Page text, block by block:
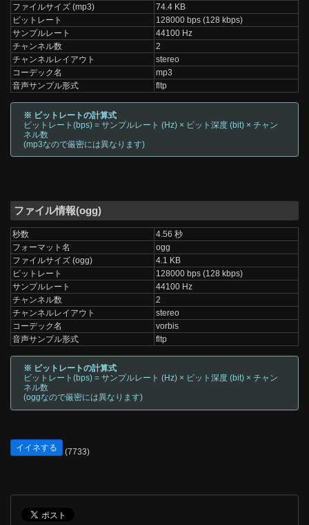
ファイルサイズ (mp3)
74.4 KB
ビットレート
128000 bps (128 kbps)
サンプルレート
44100 Hz
チャンネル数
2
チャンネルレイアウト
stereo
コーデック名
mp3
音声サンプル形式
fltp
※ ビットレートの計算式
ビットレート(bps) = サンプルレート (Hz) × ビット深度 (bit) × チャン
ネル数
(mp3なので厳密には異なります)
ファイル情報(ogg)
秒数
4.56 秒
フォーマット名
ogg
ファイルサイズ (ogg)
4.1 KB
ビットレート
128000 bps (128 kbps)
サンプルレート
44100 Hz
チャンネル数
2
チャンネルレイアウト
stereo
コーデック名
vorbis
音声サンプル形式
fltp
※ ビットレートの計算式
ビットレート(bps) = サンプルレート (Hz) × ビット深度 (bit) × チャン
ネル数
(oggなので厳密には異なります)
イイネする (7733)